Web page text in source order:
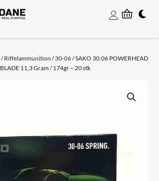
/Riffelammunition /30-06/ SAKO 30.06 POWERHEAD
BLADE 11,3 Gram / 174gr – 20 stk